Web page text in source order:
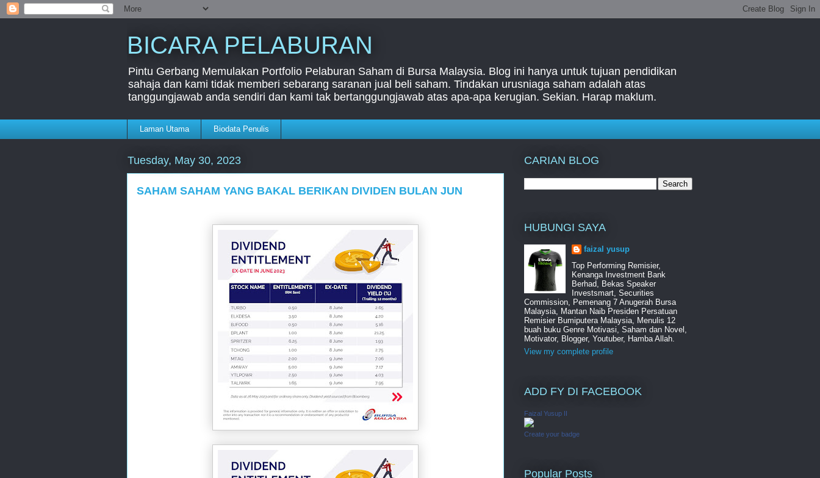
BICARA PELABURAN
Pintu Gerbang Memulakan Portfolio Pelaburan Saham di Bursa Malaysia. Blog ini hanya untuk tujuan pendidikan
sahaja dan kami tidak memberi sebarang saranan jual beli saham. Tindakan urusniaga saham adalah atas
tanggungjawab anda sendiri dan kami tak bertanggungjawab atas apa-apa kerugian. Sekian. Harap maklum.
Laman Utama Biodata Penulis
Tuesday, May 30, 2023
SAHAM SAHAM YANG BAKAL BERIKAN DIVIDEN BULAN JUN
CARIAN BLOG
HUBUNGI SAYA
faizal yusup
Top Performing Remisier,
Kenanga Investment Bank
Berhad, Bekas Speaker
Investsmart, Securities
Commission, Pemenang 7 Anugerah Bursa
Malaysia, Mantan Naib Presiden Persatuan
Remisier Bumiputera Malaysia, Menulis 12
buah buku Genre Motivasi, Saham dan Novel,
Motivator, Blogger, Youtuber, Hamba Allah.
View my complete profile
ADD FY DI FACEBOOK
Faizal Yusup II
Create your badge
Popular Posts